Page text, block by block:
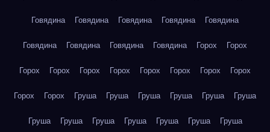
Говядина Говядина Говядина Говядина Говядина
Говядина Говядина Говядина Говядина Горох Горох
Горох Горох Горох Горох Горох Горох Горох Горох
Горох Горох Груша Груша Груша Груша Груша Груша
Груша Груша Груша Груша Груша Груша Груша